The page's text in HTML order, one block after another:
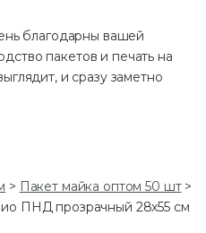
благодарны вашей
пакетов и печать на
и сразу заметно
> Пакет майка оптом 50 шт>
ПНД прозрачный 28х55 см